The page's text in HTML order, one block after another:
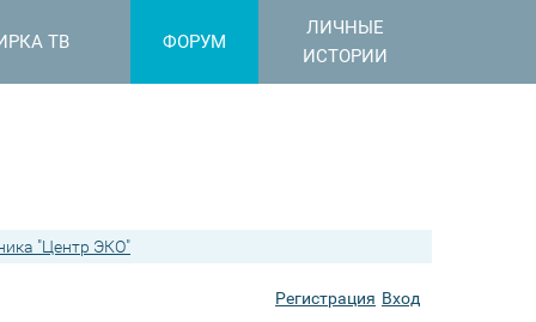
ТВ ФОРУМ
ЛИЧНЫЕ
ИСТОРИИ
"Центр ЭКО"
Регистрация Вход